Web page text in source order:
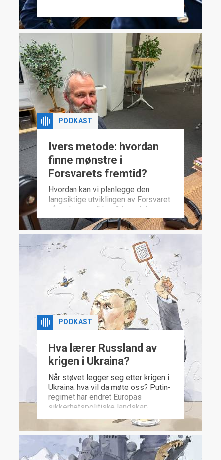
PODKAST
Ivers metode: hvordan
finne mønstre i
Forsvarets fremtid?
Hvordan kan vi planlegge den
langsiktige utviklingen av Forsvaret
når «alt» er usikkert? Iver Johansen
mener det er mulig å finne mønster
og retning i kaoset.
PODKAST
Hva lærer Russland av
krigen i Ukraina?
Når støvet legger seg etter krigen i
Ukraina, hva vil da møte oss? Putin-
regimet har endret Europas
sikkerhetspolitiske landskap.